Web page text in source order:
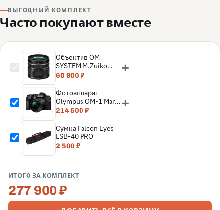
ВЫГОДНЫЙ КОМПЛЕКТ
Часто покупают вместе
Объектив OM
SYSTEM M.Zuiko
Digital ED 9–18 мм
Four Thirds)
60 900 ₽
+
Фотоаппарат
Olympus OM-1 Mark
II KIT Kit 12-40mm
214 500 ₽
+
Сумка Falcon Eyes
LSB-40 PRO
2 500 ₽
ИТОГО ЗА КОМПЛЕКТ
277 900 ₽